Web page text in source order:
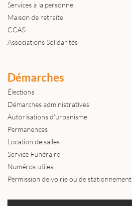
Services à la personne
Maison de retraite
CCAS
Associations Solidarités
Démarches
Élections
Démarches administratives
Autorisations d'urbanisme
Permanences
Location de salles
Service Funéraire
Numéros utiles
Permission de voirie ou de stationnement